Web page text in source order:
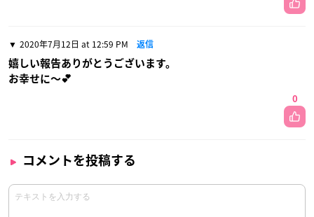
2020年7月12日 at 12:59 PM 返信
嬉しい報告ありがとうございます。
お幸せに〜💕
0
コメントを投稿する